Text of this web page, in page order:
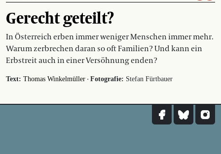
Gerecht geteilt?
In Österreich erben immer weniger Menschen immer mehr.
Warum zerbrechen daran so oft Familien? Und kann ein
Erbstreit auch in einer Versöhnung enden?
Text: Thomas Winkelmüller · Fotografie: Stefan Fürtbauer